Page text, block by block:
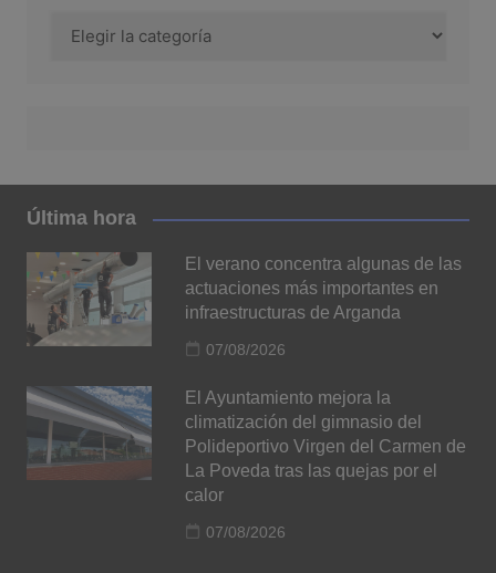
Última hora
El verano concentra algunas de las
actuaciones más importantes en
infraestructuras de Arganda
07/08/2026
El Ayuntamiento mejora la
climatización del gimnasio del
Polideportivo Virgen del Carmen de
La Poveda tras las quejas por el
calor
07/08/2026